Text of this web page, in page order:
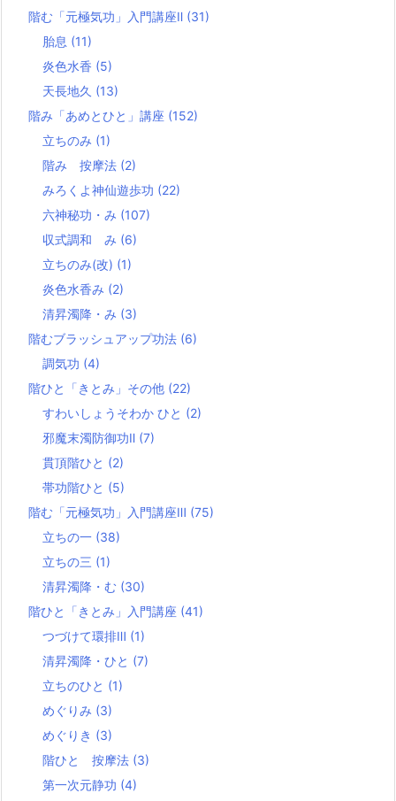
階む「元極気功」入門講座Ⅱ (31)
胎息 (11)
炎色水香 (5)
天長地久 (13)
階み「あめとひと」講座 (152)
立ちのみ (1)
階み 按摩法 (2)
みろくよ神仙遊歩功 (22)
六神秘功・み (107)
収式調和 み (6)
立ちのみ(改) (1)
炎色水香み (2)
清昇濁降・み (3)
階むブラッシュアップ功法 (6)
調気功 (4)
階ひと「きとみ」その他 (22)
すわいしょうそわか ひと (2)
邪魔末濁防御功Ⅱ (7)
貫頂階ひと (2)
帯功階ひと (5)
階む「元極気功」入門講座Ⅲ (75)
立ちの一 (38)
立ちの三 (1)
清昇濁降・む (30)
階ひと「きとみ」入門講座 (41)
つづけて環排Ⅲ (1)
清昇濁降・ひと (7)
立ちのひと (1)
めぐりみ (3)
めぐりき (3)
階ひと 按摩法 (3)
第一次元静功 (4)